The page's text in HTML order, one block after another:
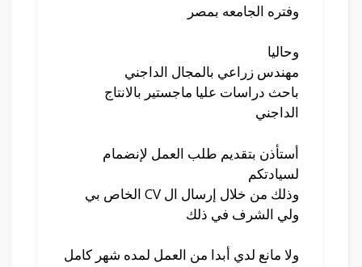
وفتره الجامعه بمصر
وحاليا
مهندس زراعي بالمجال الداجني
باحث دراسات عليا ماجستير بالانتاج
الداجني
أستأذن بتقديم طلب العمل لإنضمام
لسيادتكم
وذلك من خلال إرسال ال CV الخاص بي
ولي الشرف في ذلك
ولا مانع لدي أبدا من العمل لمده شهر كامل